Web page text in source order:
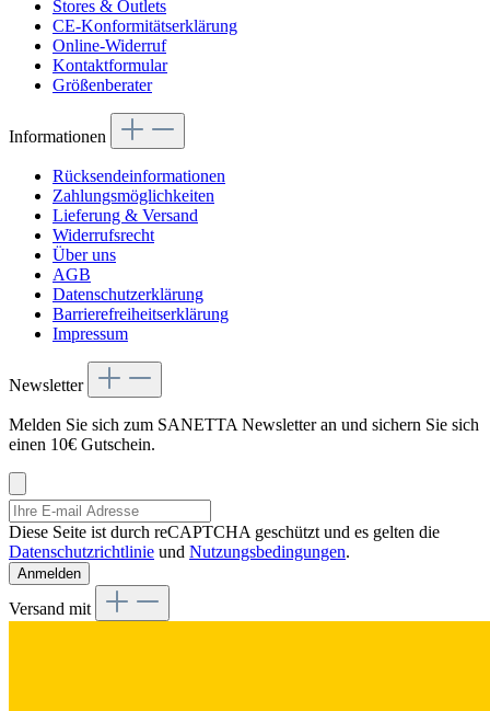
Stores & Outlets
CE-Konformitätserklärung
Online-Widerruf
Kontaktformular
Größenberater
Informationen
Rücksendeinformationen
Zahlungsmöglichkeiten
Lieferung & Versand
Widerrufsrecht
Über uns
AGB
Datenschutzerklärung
Barrierefreiheitserklärung
Impressum
Newsletter
Melden Sie sich zum SANETTA Newsletter an und sichern Sie sich
einen 10€ Gutschein.
Diese Seite ist durch reCAPTCHA geschützt und es gelten die
Datenschutzrichtlinie und Nutzungsbedingungen.
Anmelden
Versand mit